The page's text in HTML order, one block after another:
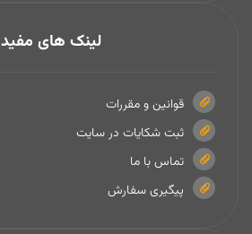
لینک های مفید
قوانین و مقررات
ثبت شکایات در سایت
تماس با ما
پیگیری سفارش